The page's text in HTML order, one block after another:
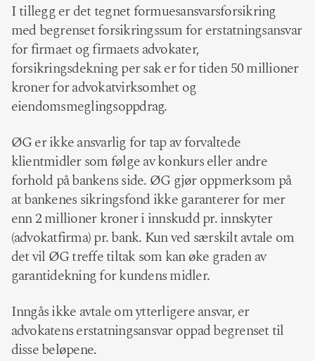
I tillegg er det tegnet formuesansvarsforsikring
med begrenset forsikringssum for erstatningsansvar
for firmaet og firmaets advokater,
forsikringsdekning per sak er for tiden 50 millioner
kroner for advokatvirksomhet og
eiendomsmeglingsoppdrag.
ØG er ikke ansvarlig for tap av forvaltede
klientmidler som følge av konkurs eller andre
forhold på bankens side. ØG gjør oppmerksom på
at bankenes sikringsfond ikke garanterer for mer
enn 2 millioner kroner i innskudd pr. innskyter
(advokatfirma) pr. bank. Kun ved særskilt avtale om
det vil ØG treffe tiltak som kan øke graden av
garantidekning for kundens midler.
Inngås ikke avtale om ytterligere ansvar, er
advokatens erstatningsansvar oppad begrenset til
disse beløpene.